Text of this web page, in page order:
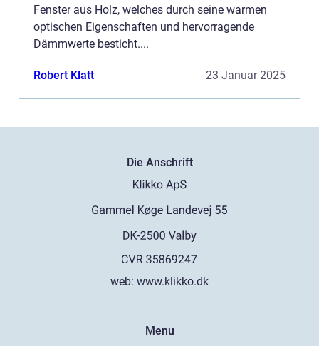
Fenster aus Holz, welches durch seine warmen
optischen Eigenschaften und hervorragende
Dämmwerte besticht....
Robert Klatt 23 Januar 2025
Die Anschrift
web: www.klikko.dk
Menu